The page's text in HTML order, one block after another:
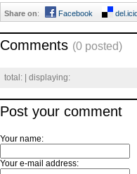
Share on: Facebook
Comments (0 posted)
total: | displaying:
Post your comment
Your name:
Your e-mail address: